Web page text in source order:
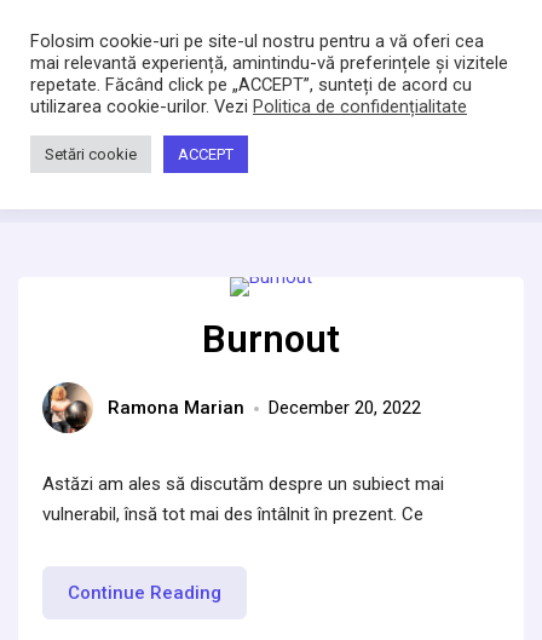
Bacltd
Locuri de munca
Home/Burnout
Category:Burnout
Burnout
Ramona Marian December 20, 2022
Astăzi am ales să discutăm despre un subiect mai
vulnerabil, însă tot mai des întâlnit în prezent. Ce
Continue Reading
Folosim cookie-uri pe site-ul nostru pentru a vă oferi cea
mai relevantă experiență, amintindu-vă preferințele și vizitele
repetate. Făcând click pe „ACCEPT”, sunteți de acord cu
utilizarea cookie-urilor. Vezi Politica de confidențialitate
Setări cookie ACCEPT